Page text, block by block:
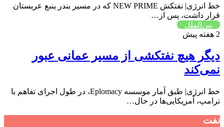
خط انرژی| نفتکش NEW PRIME که در مسیر بندر ینبع عربستان
قرار داشت، پس از…
بین‌الملل
2 هفته پیش
دیگر هیچ نفتکشی از مسیر عمانی عبور
نمی‌کند
خط انرژی| طبق آمار موسسه Eplomacy، در طول اجرای تفاهم با
ترامپ، آمریکایی‌ها در حال…
نفت